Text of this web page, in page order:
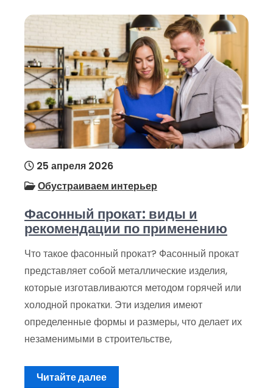
25 апреля 2026
Обустраиваем интерьер
Фасонный прокат: виды и
рекомендации по применению
Что такое фасонный прокат? Фасонный прокат
представляет собой металлические изделия,
которые изготавливаются методом горячей или
холодной прокатки. Эти изделия имеют
определенные формы и размеры, что делает их
незаменимыми в строительстве,
Читайте далее